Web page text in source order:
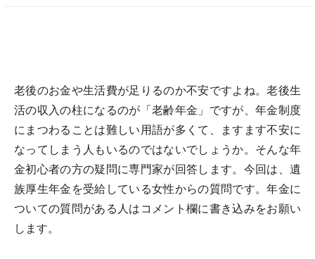
老後のお金や生活費が足りるのか不安ですよね。老後生
活の収入の柱になるのが「老齢年金」ですが、年金制度
にまつわることは難しい用語が多くて、ますます不安に
なってしまう人もいるのではないでしょうか。そんな年
金初心者の方の疑問に専門家が回答します。今回は、遺
族厚生年金を受給している女性からの質問です。年金に
ついての質問がある人はコメント欄に書き込みをお願い
します。